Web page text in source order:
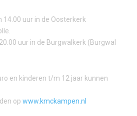
uur in de Oosterkerk
uur in de Burgwalkerk (Burgwal
en kinderen t/m 12 jaar kunnen
op www.kmckampen.nl